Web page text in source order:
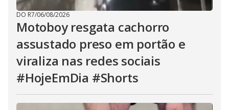
DO R7/06/08/2026
Motoboy resgata cachorro
assustado preso em portão e
viraliza nas redes sociais
#HojeEmDia #Shorts